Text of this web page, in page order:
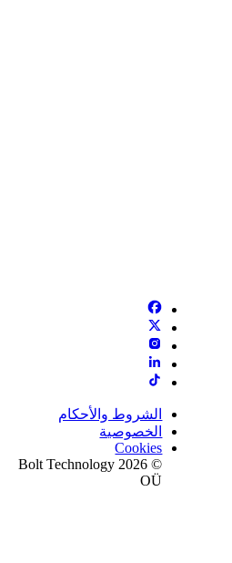
الشروط والأحكام
الخصوصية
Cookies
© 2026 Bolt Technology
OÜ